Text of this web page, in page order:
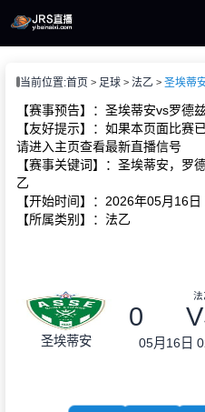
播
像
当前位置:首页 足球 法乙
【赛事预告】：圣埃蒂安vs罗德
【友好提示】：如果本页面比赛
请进入主页查看最新直播信号
【赛事关键词】：圣埃蒂安，罗
乙
【开始时间】：2026年05月16
【所属类别】：法乙
圣埃蒂安
法
0
05月16日